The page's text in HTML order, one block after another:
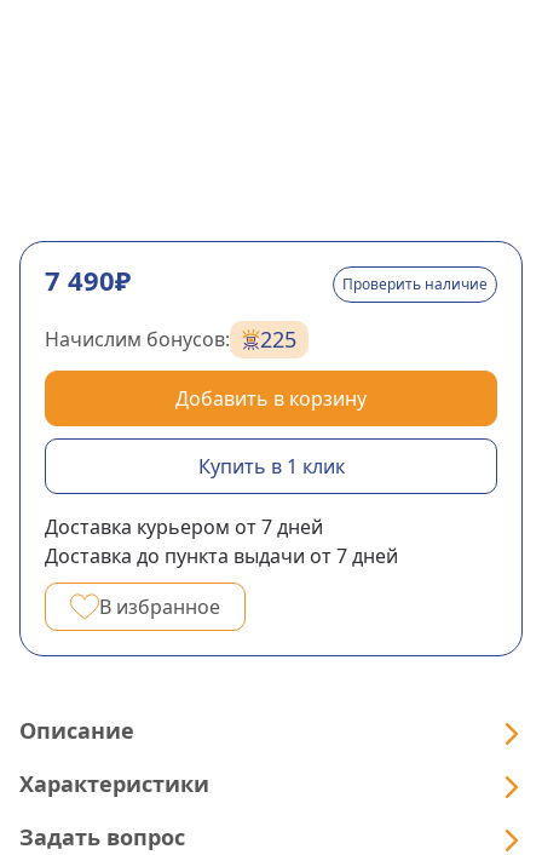
7 490₽ Проверить наличие
Начислим бонусов: 225
Добавить в корзину
Купить в 1 клик
Доставка курьером от 7дней
Доставка до пункта выдачи от 7дней
В избранное
Описание
Характеристики
Задать вопрос